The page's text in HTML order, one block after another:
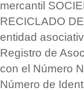
mercantil
RECICLADO
entidad
Registro de
con el Número
Número de